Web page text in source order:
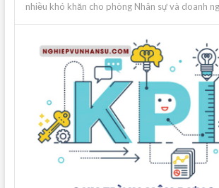
nhiều khó khăn cho phòng Nhân sự và doanh